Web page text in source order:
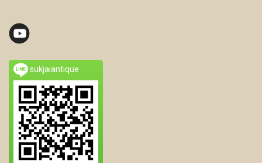
sukjaiantique